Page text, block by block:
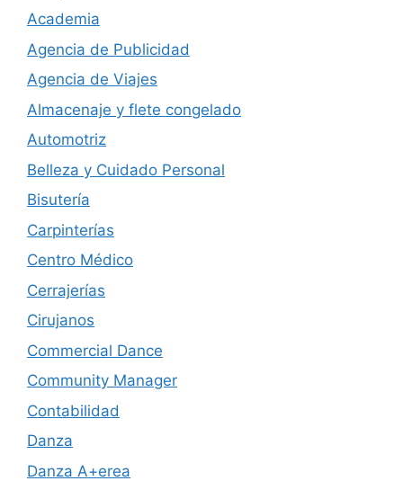
Academia
Agencia de Publicidad
Agencia de Viajes
Almacenaje y flete congelado
Automotriz
Belleza y Cuidado Personal
Bisutería
Carpinterías
Centro Médico
Cerrajerías
Cirujanos
Commercial Dance
Community Manager
Contabilidad
Danza
Danza A+erea